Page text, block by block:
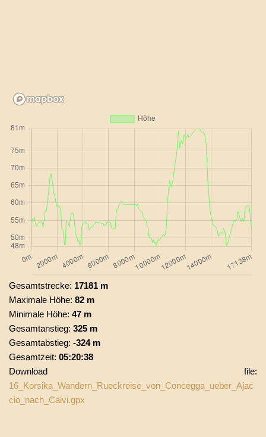
Gesamtstrecke: 17181 m
Maximale Höhe: 82 m
Minimale Höhe: 47 m
Gesamtanstieg: 325 m
Gesamtabstieg: -324 m
Gesamtzeit: 05:20:38
Download file:
16_Korsika_Wandern_Rueckreise_von_Concegga_ueber_Ajac
cio_nach_Calvi.gpx